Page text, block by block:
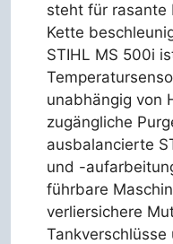
steht für rasante
Kette
STIHL MS 500i
unabhängig von
zugängliche
ausbalancierte
und -
führbare
verliersichere